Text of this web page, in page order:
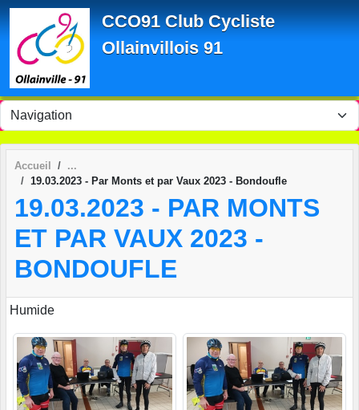
CCO91 Club Cycliste
Ollainvillois 91
Accueil
19.03.2023 - Par Monts et par Vaux 2023 - Bondoufle
19.03.2023 - PAR MONTS
ET PAR VAUX 2023 -
BONDOUFLE
Humide
Panneau de gestion des cookies